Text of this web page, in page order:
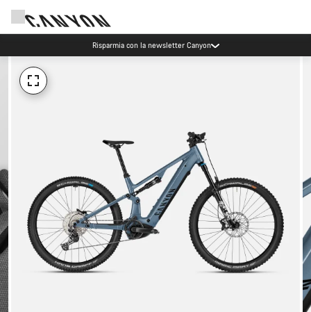
Risparmia con la newsletter Canyon